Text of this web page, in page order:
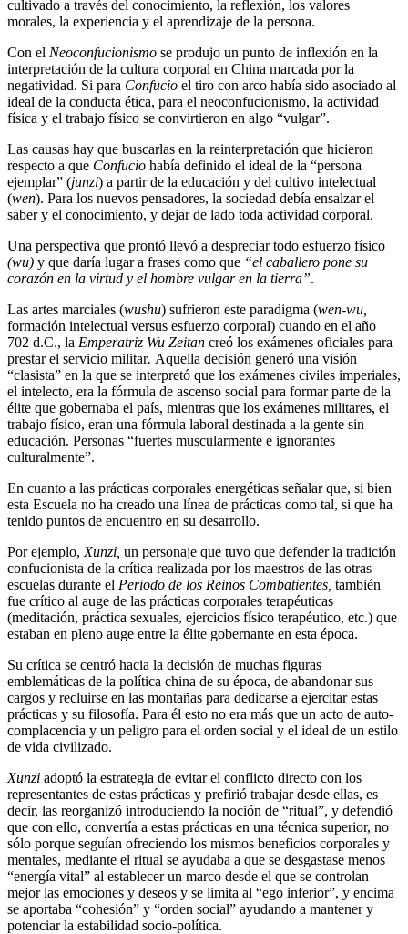
cultivado a través del conocimiento, la reflexión, los valores
morales, la experiencia y el aprendizaje de la persona.
Con el Neoconfucionismo se produjo un punto de inflexión en la
interpretación de la cultura corporal en China marcada por la
negatividad. Si para Confucio el tiro con arco había sido asociado al
ideal de la conducta ética, para el neoconfucionismo, la actividad
física y el trabajo físico se convirtieron en algo “vulgar”.
Las causas hay que buscarlas en la reinterpretación que hicieron
respecto a que Confucio había definido el ideal de la “persona
ejemplar” (junzi) a partir de la educación y del cultivo intelectual
(wen). Para los nuevos pensadores, la sociedad debía ensalzar el
saber y el conocimiento, y dejar de lado toda actividad corporal.
Una perspectiva que prontó llevó a despreciar todo esfuerzo físico
(wu) y que daría lugar a frases como que “el caballero pone su
corazón en la virtud y el hombre vulgar en la tierra”.
Las artes marciales (wushu) sufrieron este paradigma (wen-wu,
formación intelectual versus esfuerzo corporal) cuando en el año
702 d.C., la Emperatriz Wu Zeitan creó los exámenes oficiales para
prestar el servicio militar. Aquella decisión generó una visión
“clasista” en la que se interpretó que los exámenes civiles imperiales,
el intelecto, era la fórmula de ascenso social para formar parte de la
élite que gobernaba el país, mientras que los exámenes militares, el
trabajo físico, eran una fórmula laboral destinada a la gente sin
educación. Personas “fuertes muscularmente e ignorantes
culturalmente”.
En cuanto a las prácticas corporales energéticas señalar que, si bien
esta Escuela no ha creado una línea de prácticas como tal, si que ha
tenido puntos de encuentro en su desarrollo.
Por ejemplo, Xunzi, un personaje que tuvo que defender la tradición
confucionista de la crítica realizada por los maestros de las otras
escuelas durante el Periodo de los Reinos Combatientes, también
fue crítico al auge de las prácticas corporales terapéuticas
(meditación, práctica sexuales, ejercicios físico terapéutico, etc.) que
estaban en pleno auge entre la élite gobernante en esta época.
Su crítica se centró hacia la decisión de muchas figuras
emblemáticas de la política china de su época, de abandonar sus
cargos y recluirse en las montañas para dedicarse a ejercitar estas
prácticas y su filosofía. Para él esto no era más que un acto de auto-
complacencia y un peligro para el orden social y el ideal de un estilo
de vida civilizado.
Xunzi adoptó la estrategia de evitar el conflicto directo con los
representantes de estas prácticas y prefirió trabajar desde ellas, es
decir, las reorganizó introduciendo la noción de “ritual”, y defendió
que con ello, convertía a estas prácticas en una técnica superior, no
sólo porque seguían ofreciendo los mismos beneficios corporales y
mentales, mediante el ritual se ayudaba a que se desgastase menos
“energía vital” al establecer un marco desde el que se controlan
mejor las emociones y deseos y se limita al “ego inferior”, y encima
se aportaba “cohesión” y “orden social” ayudando a mantener y
potenciar la estabilidad socio-política.